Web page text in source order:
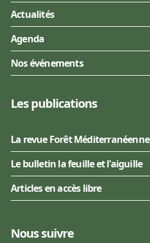
Actualités
Agenda
Nos événements
Les publications
La revue Forêt Méditerranéenne
Le bulletin la feuille et l'aiguille
Articles en accès libre
Nous suivre